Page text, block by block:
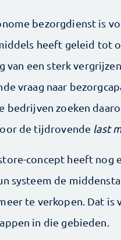
bezorgdienst is
heeft geleid tot
van een sterk
vraag naar
bedrijven zoeken
de tijdrovende last
concept heeft nog
systeem de
te verkopen. Dat is
in die gebieden.